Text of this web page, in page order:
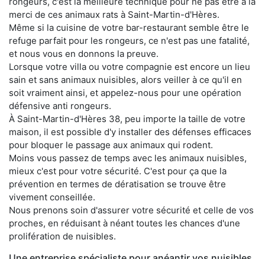
merci de ces animaux rats à Saint-Martin-d'Hères.
Même si la cuisine de votre bar-restaurant semble être le
refuge parfait pour les rongeurs, ce n'est pas une fatalité,
et nous vous en donnons la preuve.
Lorsque votre villa ou votre compagnie est encore un lieu
sain et sans animaux nuisibles, alors veiller à ce qu'il en
soit vraiment ainsi, et appelez-nous pour une opération
défensive anti rongeurs.
À Saint-Martin-d'Hères 38, peu importe la taille de votre
maison, il est possible d'y installer des défenses efficaces
pour bloquer le passage aux animaux qui rodent.
Moins vous passez de temps avec les animaux nuisibles,
mieux c'est pour votre sécurité. C'est pour ça que la
prévention en termes de dératisation se trouve être
vivement conseillée.
Nous prenons soin d'assurer votre sécurité et celle de vos
proches, en réduisant à néant toutes les chances d'une
prolifération de nuisibles.